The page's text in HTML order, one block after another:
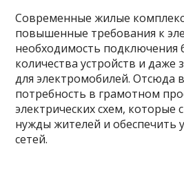
Современные жилые
повышенные требования к
необходимость подключения
количества устройств и даже
для электромобилей. Отсюда
потребность в грамотном
электрических схем, которые
нужды жителей и обеспечить
сетей.